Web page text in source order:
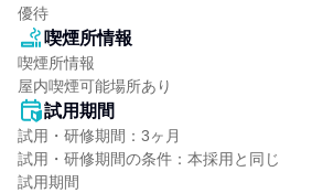
優待
喫煙所情報
喫煙所情報
屋内喫煙可能場所あり
試用期間
試用・研修期間：3ヶ月
試用・研修期間の条件：本採用と同じ
試用期間